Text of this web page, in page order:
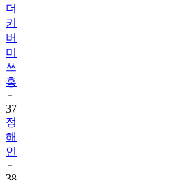
더
커
버
미
쓰
홍
37
정
해
인